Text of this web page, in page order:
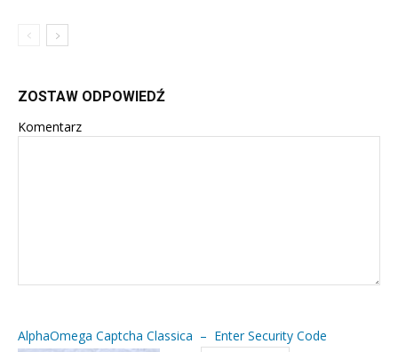
ZOSTAW ODPOWIEDŹ
Komentarz
AlphaOmega Captcha Classica – Enter Security Code